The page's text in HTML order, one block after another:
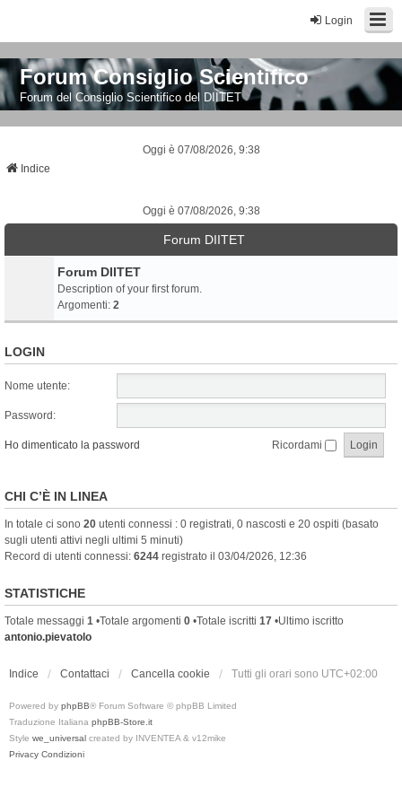
Login
Forum Consiglio Scientifico
Forum del Consiglio Scientifico del DIITET
Oggi è 07/08/2026, 9:38
Indice
Oggi è 07/08/2026, 9:38
Forum DIITET
Forum DIITET
Description of your first forum.
Argomenti: 2
LOGIN
Nome utente:
Password:
Ho dimenticato la password Ricordami
CHI C’È IN LINEA
In totale ci sono 20 utenti connessi : 0 registrati, 0 nascosti e 20 ospiti (basato
sugli utenti attivi negli ultimi 5 minuti)
Record di utenti connessi: 6244 registrato il 03/04/2026, 12:36
STATISTICHE
Totale messaggi 1 •Totale argomenti 0 •Totale iscritti 17 •Ultimo iscritto
antonio.pievatolo
Indice Contattaci Cancella cookie Tutti gli orari sono UTC+02:00
Powered by phpBB® Forum Software © phpBB Limited
Traduzione Italiana phpBB-Store.it
Style we_universal created by INVENTEA & v12mike
Privacy Condizioni